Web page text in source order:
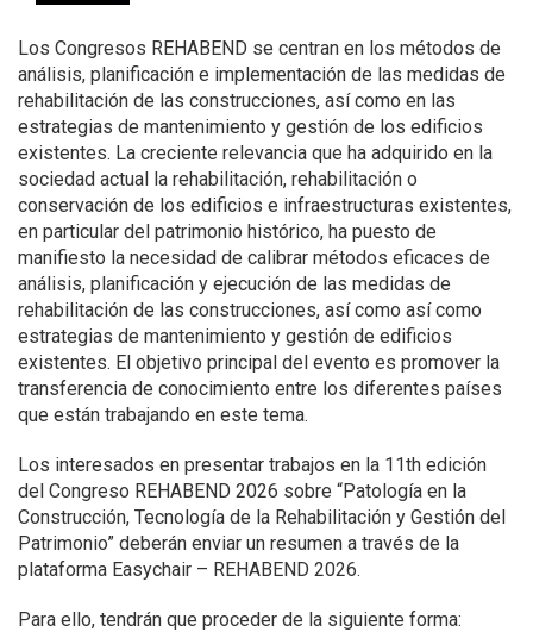
Los Congresos REHABEND se centran en los métodos de
análisis, planificación e implementación de las medidas de
rehabilitación de las construcciones, así como en las
estrategias de mantenimiento y gestión de los edificios
existentes. La creciente relevancia que ha adquirido en la
sociedad actual la rehabilitación, rehabilitación o
conservación de los edificios e infraestructuras existentes,
en particular del patrimonio histórico, ha puesto de
manifiesto la necesidad de calibrar métodos eficaces de
análisis, planificación y ejecución de las medidas de
rehabilitación de las construcciones, así como así como
estrategias de mantenimiento y gestión de edificios
existentes. El objetivo principal del evento es promover la
transferencia de conocimiento entre los diferentes países
que están trabajando en este tema.
Los interesados en presentar trabajos en la 11th edición
del Congreso REHABEND 2026 sobre “Patología en la
Construcción, Tecnología de la Rehabilitación y Gestión del
Patrimonio” deberán enviar un resumen a través de la
plataforma Easychair – REHABEND 2026.
Para ello, tendrán que proceder de la siguiente forma: